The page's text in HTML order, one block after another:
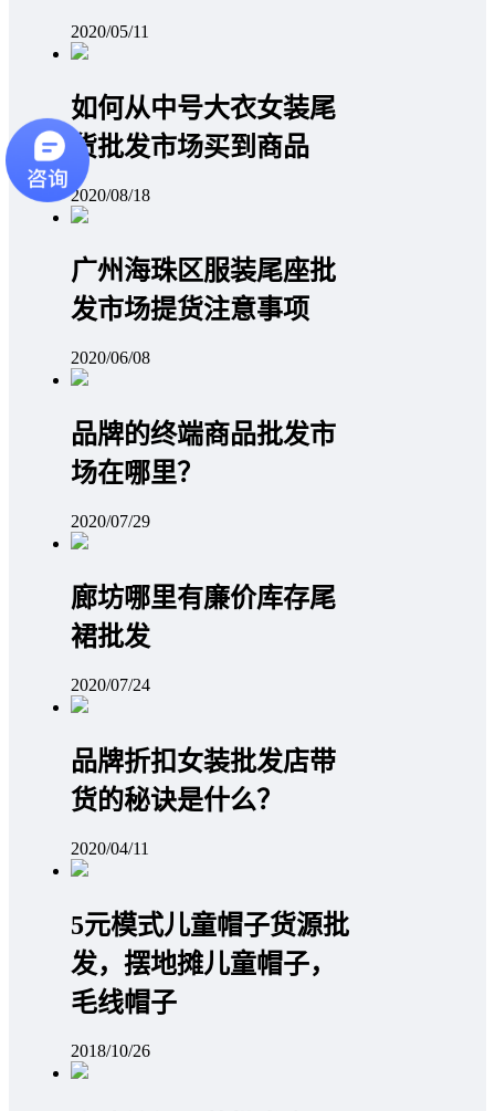
2020/05/11
如何从中号大衣女装尾
货批发市场买到商品
2020/08/18
广州海珠区服装尾座批
发市场提货注意事项
2020/06/08
品牌的终端商品批发市
场在哪里？
2020/07/29
廊坊哪里有廉价库存尾
裙批发
2020/07/24
品牌折扣女装批发店带
货的秘诀是什么？
2020/04/11
5元模式儿童帽子货源批
发，摆地摊儿童帽子，
毛线帽子
2018/10/26